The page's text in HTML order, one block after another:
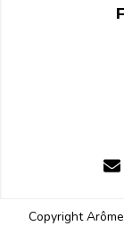
Copyright